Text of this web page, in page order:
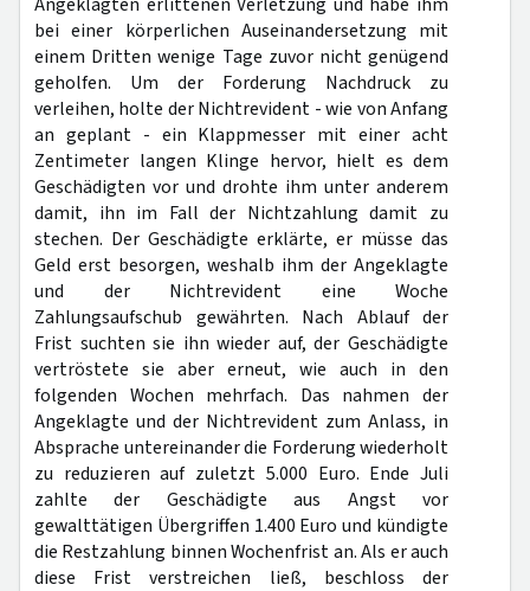
bei einer körperlichen Auseinandersetzung mit
einem Dritten wenige Tage zuvor nicht genügend
geholfen. Um der Forderung Nachdruck zu
verleihen, holte der Nichtrevident - wie von Anfang
an geplant - ein Klappmesser mit einer acht
Zentimeter langen Klinge hervor, hielt es dem
Geschädigten vor und drohte ihm unter anderem
damit, ihn im Fall der Nichtzahlung damit zu
stechen. Der Geschädigte erklärte, er müsse das
Geld erst besorgen, weshalb ihm der Angeklagte
und der Nichtrevident eine Woche
Zahlungsaufschub gewährten. Nach Ablauf der
Frist suchten sie ihn wieder auf, der Geschädigte
vertröstete sie aber erneut, wie auch in den
folgenden Wochen mehrfach. Das nahmen der
Angeklagte und der Nichtrevident zum Anlass, in
Absprache untereinander die Forderung wiederholt
zu reduzieren auf zuletzt 5.000 Euro. Ende Juli
zahlte der Geschädigte aus Angst vor
gewalttätigen Übergriffen 1.400 Euro und kündigte
die Restzahlung binnen Wochenfrist an. Als er auch
diese Frist verstreichen ließ, beschloss der